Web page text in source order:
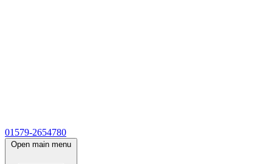
01579-2654780
Open main menu